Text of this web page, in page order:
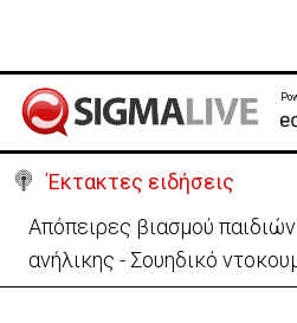
Έκτακτες ειδήσεις
Μεγάλο πακέτο όπλων από
-Κίνηση με μήνυμα προς